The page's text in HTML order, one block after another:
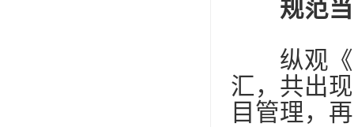
规范
纵观《
汇，共出现
目管理，